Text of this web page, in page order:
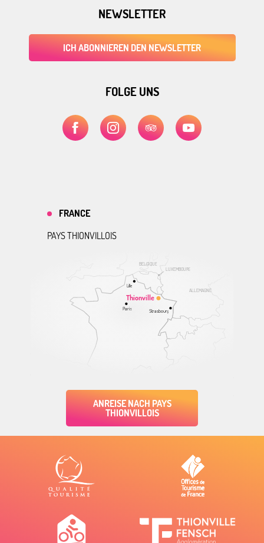
NEWSLETTER
ICH ABONNIEREN DEN NEWSLETTER
FOLGE UNS
ALLEMAGNE
BELGIQUE
LUXEMBOURG
Thionville
Lille
Paris Strasbourg
FRANCE
PAYS THIONVILLOIS
ANREISE NACH PAYS
THIONVILLOIS